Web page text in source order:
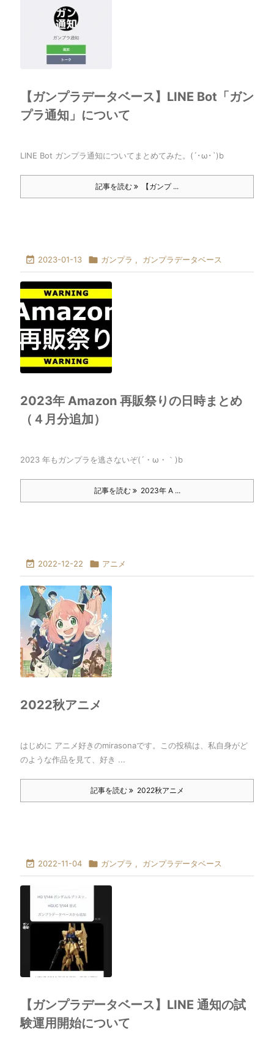
【ガンプラデータベース】LINE Bot「ガン
プラ通知」について
LINE Bot ガンプラ通知についてまとめてみた。(´･ω･`)b
記事を読む 【ガンプ ...
 2023-01-13  ガンプラ , ガンプラデータベース
2023年 Amazon 再販祭りの日時まとめ
（４月分追加）
2023 年もガンプラを逃さないぞ(´・ω・｀)b
記事を読む 2023年 A ...
 2022-12-22  アニメ
2022秋アニメ
はじめに アニメ好きのmirasonaです。この投稿は、私自身がど
のような作品を見て、好き ...
記事を読む 2022秋アニメ
 2022-11-04  ガンプラ , ガンプラデータベース
【ガンプラデータベース】LINE 通知の試
験運用開始について